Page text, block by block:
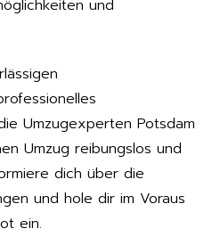
und
Umzugexperten Potsdam
Umzug reibungslos und
dich über die
und hole dir im Voraus
ein.